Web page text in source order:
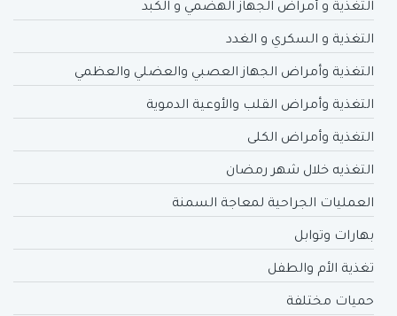
التغذية و أمراض الجهاز الهضمي و الكبد
التغذية و السكري و الغدد
التغذية وأمراض الجهاز العصبي والعضلي والعظمي
التغذية وأمراض القلب والأوعية الدموية
التغذية وأمراض الكلى
التغذيه خلال شهر رمضان
العمليات الجراحية لمعاجة السمنة
بهارات وتوابل
تغذية الأم والطفل
حميات مختلفة